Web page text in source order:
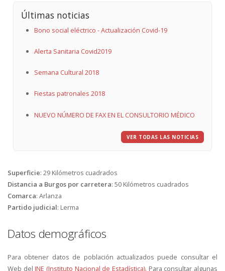
Últimas noticias
Bono social eléctrico - Actualización Covid-19
Alerta Sanitaria Covid2019
Semana Cultural 2018
Fiestas patronales 2018
NUEVO NÚMERO DE FAX EN EL CONSULTORIO MÉDICO
VER TODAS LAS NOTICIAS
Superficie: 29 Kilómetros cuadrados
Distancia a Burgos por carretera: 50 Kilómetros cuadrados
Comarca: Arlanza
Partido judicial: Lerma
Datos demográficos
Para obtener datos de población actualizados puede consultar el
Web delINE (Instituto Nacional de Estadística). Para consultar algunas